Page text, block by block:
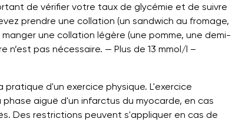
de vérifier votre taux de glycémie et de suivre
prendre une collation (un sandwich au fromage,
une collation légère (une pomme, une demi-
n’est pas nécessaire. — Plus de 13 mmol/l –
d'un exercice physique. L'exercice
aiguë d'un infarctus du myocarde, en cas
Des restrictions peuvent s'appliquer en cas de